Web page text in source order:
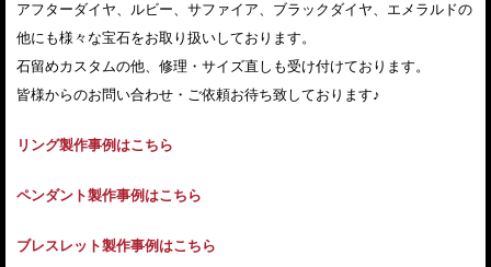
アフターダイヤ、ルビー、サファイア、ブラックダイヤ、エメラルドの
他にも様々な宝石をお取り扱いしております。
石留めカスタムの他、修理・サイズ直しも受け付けております。
皆様からのお問い合わせ・ご依頼お待ち致しております♪
リング製作事例はこちら
ペンダント製作事例はこちら
ブレスレット製作事例はこちら